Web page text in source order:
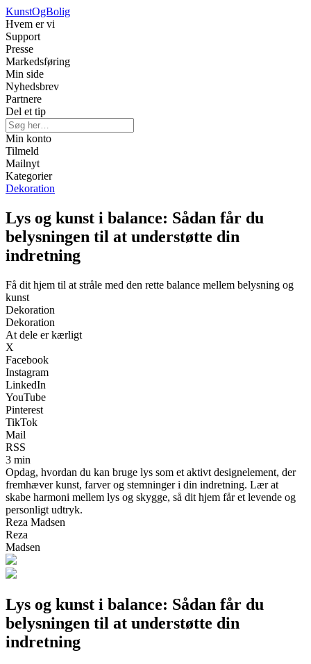
KunstOgBolig
Hvem er vi
Support
Presse
Markedsføring
Min side
Nyhedsbrev
Partnere
Del et tip
Min konto
Tilmeld
Mailnyt
Kategorier
Dekoration
Lys og kunst i balance: Sådan får du
belysningen til at understøtte din
indretning
Få dit hjem til at stråle med den rette balance mellem belysning og
kunst
Dekoration
Dekoration
At dele er kærligt
X
Facebook
Instagram
LinkedIn
YouTube
Pinterest
TikTok
Mail
RSS
3 min
Opdag, hvordan du kan bruge lys som et aktivt designelement, der
fremhæver kunst, farver og stemninger i din indretning. Lær at
skabe harmoni mellem lys og skygge, så dit hjem får et levende og
personligt udtryk.
Reza Madsen
Reza
Madsen
Lys og kunst i balance: Sådan får du
belysningen til at understøtte din
indretning